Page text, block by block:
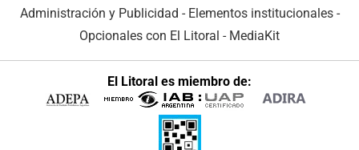
Administración y Publicidad - Elementos institucionales-
Opcionales con El Litoral - MediaKit
El Litoral es miembro de: